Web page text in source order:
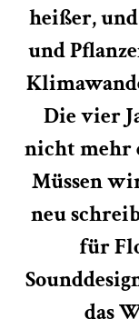
heißer,
und
Die vier
nicht mehr
Müssen
neu
für
das